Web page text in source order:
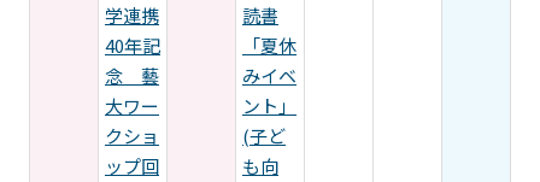
学連携
40年記
念 藝
大ワー
クショ
ップ回
読書
「夏休
みイベ
ント」
(子ど
も向